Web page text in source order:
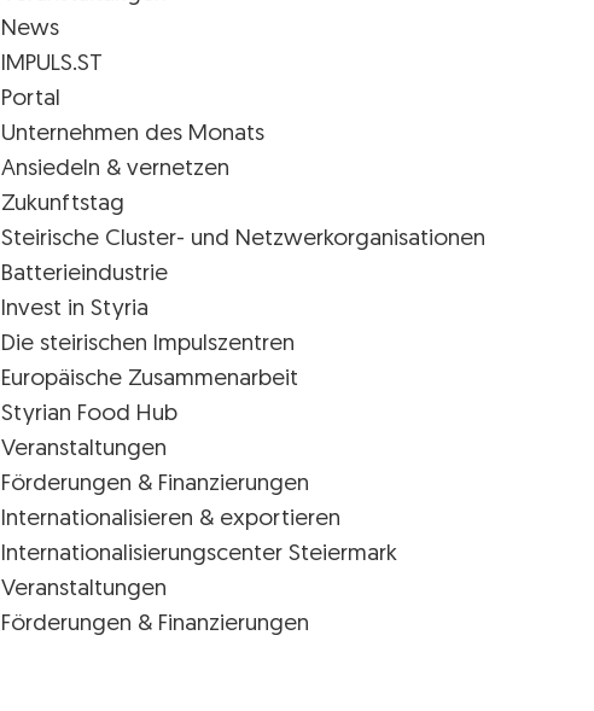
News
IMPULS.ST
Portal
Unternehmen des Monats
Ansiedeln & vernetzen
Zukunftstag
Steirische Cluster- und Netzwerkorganisationen
Batterieindustrie
Invest in Styria
Die steirischen Impulszentren
Europäische Zusammenarbeit
Styrian Food Hub
Veranstaltungen
Förderungen & Finanzierungen
Internationalisieren & exportieren
Internationalisierungscenter Steiermark
Veranstaltungen
Förderungen & Finanzierungen